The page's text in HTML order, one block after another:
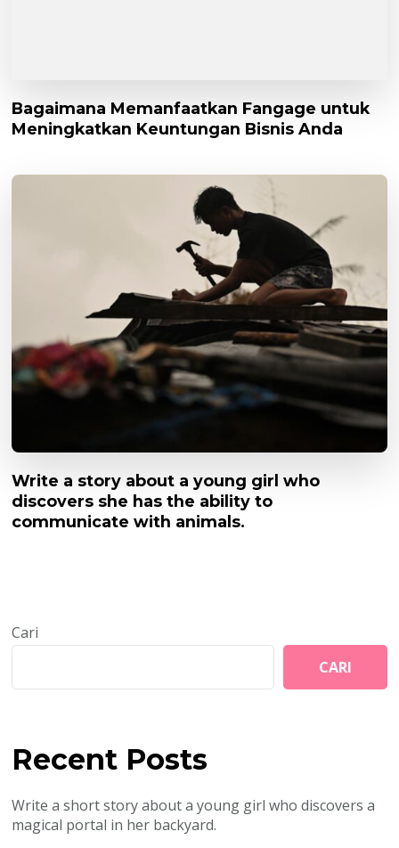
Bagaimana Memanfaatkan Fangage untuk
Meningkatkan Keuntungan Bisnis Anda
Write a story about a young girl who
discovers she has the ability to
communicate with animals.
Cari
CARI
Recent Posts
Write a short story about a young girl who discovers a
magical portal in her backyard.